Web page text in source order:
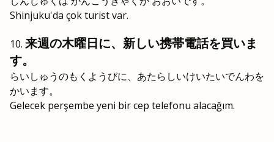
Shinjuku'da çok turist var.
来週の木曜日に、新しい携帯電話を買いま
す。
らいしゅうのもくようびに、あたらしいけいたいでんわを
かいます。
Gelecek perşembe yeni bir cep telefonu alacağım.